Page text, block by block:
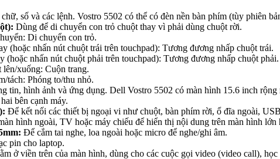
số và các lệnh. Vostro 5502 có thể có đèn nền bàn phím (tùy phiên
Dùng để di chuyển con trỏ chuột thay vì phải dùng chuột rời.
Di chuyển con trỏ.
(hoặc nhấn nút chuột trái trên touchpad): Tương đương nhấp chuột trái.
(hoặc nhấn nút chuột phải trên touchpad): Tương đương nhấp chuột phải.
xuống: Cuộn trang.
tách: Phóng to/thu nhỏ.
tin, hình ảnh và ứng dụng. Dell Vostro 5502 có màn hình 15.6 inch rộng
bên cạnh máy.
Để kết nối các thiết bị ngoại vi như chuột, bàn phím rời, ổ đĩa ngoài,
hình ngoài, TV hoặc máy chiếu để hiển thị nội dung trên màn hình lớn
Để cắm tai nghe, loa ngoài hoặc micro để nghe/ghi âm.
pin cho laptop.
ở viền trên của màn hình, dùng cho các cuộc gọi video (video call),